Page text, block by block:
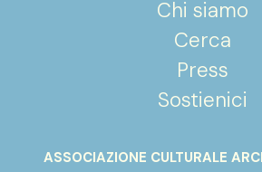
Chi siamo
Cerca
Press
Sostienici
ASSOCIAZIONE CULTURALE